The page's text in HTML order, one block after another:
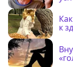
к